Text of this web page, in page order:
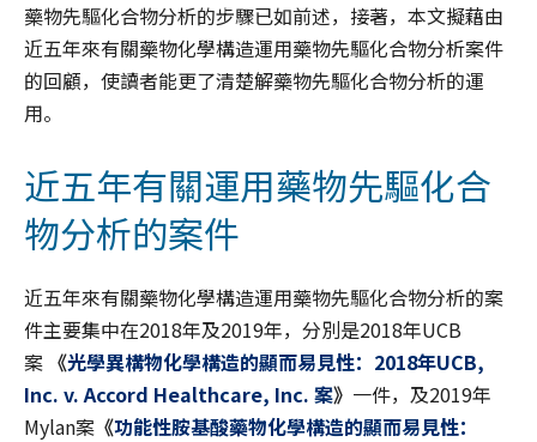
藥物先驅化合物分析的步驟已如前述，接著，本文擬藉由
近五年來有關藥物化學構造運用藥物先驅化合物分析案件
的回顧，使讀者能更了清楚解藥物先驅化合物分析的運
用。
近五年有關運用藥物先驅化合
物分析的案件
近五年來有關藥物化學構造運用藥物先驅化合物分析的案
件主要集中在2018年及2019年，分別是2018年UCB
案 《光學異構物化學構造的顯而易見性：2018年UCB,
Inc. v. Accord Healthcare, Inc. 案》 一件，及2019年
Mylan案 《功能性胺基酸藥物化學構造的顯而易見性：